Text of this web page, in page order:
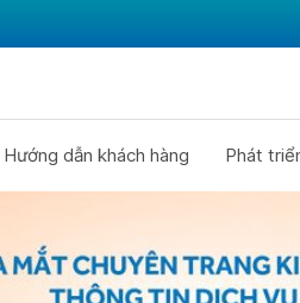
Hướng dẫn khách hàng Phát